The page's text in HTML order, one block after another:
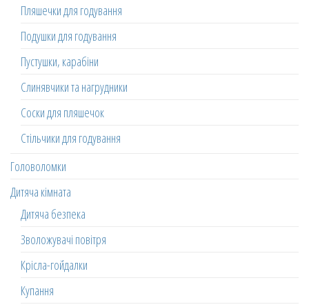
Пляшечки для годування
Подушки для годування
Пустушки, карабіни
Слинявчики та нагрудники
Соски для пляшечок
Стільчики для годування
Головоломки
Дитяча кімната
Дитяча безпека
Зволожувачі повітря
Крісла-гойдалки
Купання